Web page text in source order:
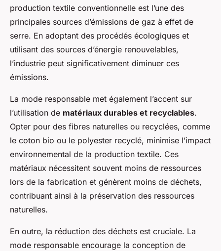
production textile conventionnelle est l’une des
principales sources d’émissions de gaz à effet de
serre. En adoptant des procédés écologiques et
utilisant des sources d’énergie renouvelables,
l’industrie peut significativement diminuer ces
émissions.
La mode responsable met également l’accent sur
l’utilisation de matériaux durables et recyclables.
Opter pour des fibres naturelles ou recyclées, comme
le coton bio ou le polyester recyclé, minimise l’impact
environnemental de la production textile. Ces
matériaux nécessitent souvent moins de ressources
lors de la fabrication et génèrent moins de déchets,
contribuant ainsi à la préservation des ressources
naturelles.
En outre, la réduction des déchets est cruciale. La
mode responsable encourage la conception de